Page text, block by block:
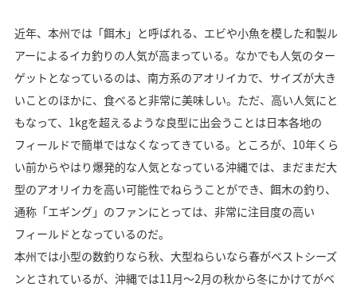
近年、本州では「餌木」と呼ばれる、エビや小魚を模した和製ル
アーによるイカ釣りの人気が高まっている。なかでも人気のター
ゲットとなっているのは、南方系のアオリイカで、サイズが大き
いことのほかに、食べると非常に美味しい。ただ、高い人気にと
もなって、1kgを超えるような良型に出会うことは日本各地の
フィールドで簡単ではなくなってきている。ところが、10年くら
い前からやはり爆発的な人気となっている沖縄では、まだまだ大
型のアオリイカを高い可能性でねらうことができ、餌木の釣り、
通称「エギング」のファンにとっては、非常に注目度の高い
フィールドとなっているのだ。
本州では小型の数釣りなら秋、大型ねらいなら春がベストシーズ
ンとされているが、沖縄では11月～2月の秋から冬にかけてがベ